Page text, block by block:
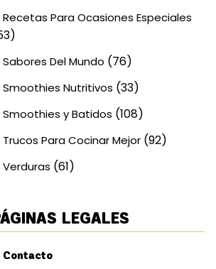
Recetas Para Ocasiones Especiales
Sabores Del Mundo (76)
Smoothies Nutritivos (33)
Smoothies y Batidos (108)
Trucos Para Cocinar Mejor(92)
Verduras (61)
LEGALES
Contacto